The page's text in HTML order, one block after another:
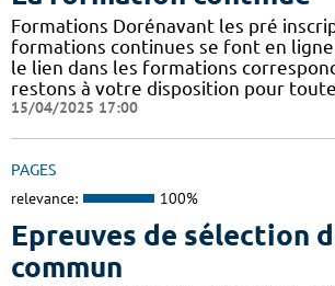
Formations Dorénavant les pré
formations continues se font en
le lien dans les formations
restons à votre disposition pour
15/04/2025 17:00
PAGES
relevance: 100%
Epreuves de sélection
commun